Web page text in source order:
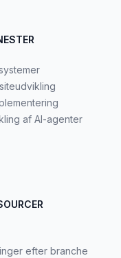
af AI-agenter
efter branche